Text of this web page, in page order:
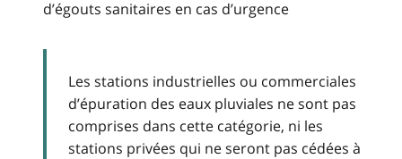
d’égouts sanitaires en cas d’urgence
Les stations industrielles ou commerciales
d’épuration des eaux pluviales ne sont pas
comprises dans cette catégorie, ni les
stations privées qui ne seront pas cédées à